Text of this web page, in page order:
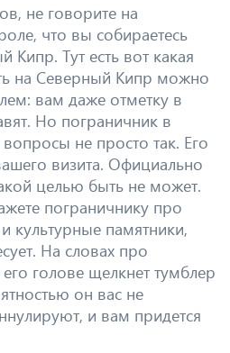
не говорите на
что вы собираетесь
Кипр. Тут есть вот какая
на Северный Кипр можно
вам даже отметку в
Но пограничник в
не просто так. Его
визита. Официально
целью быть не может.
пограничнику про
культурные памятники,
На словах про
голове щелкнет тумблер
он вас не
и вам придется